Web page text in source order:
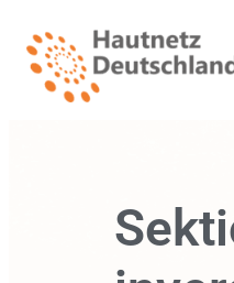
Inhalt
springen